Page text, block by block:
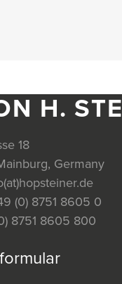
H.
18
Germany
(0) 8751 8605 0
8751 8605 800